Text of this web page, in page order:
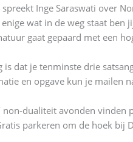
spreekt Inge Saraswati over
wat in de weg staat
gaat gepaard met een
is dat je tenminste drie
en opgave kun je mailen
non-dualiteit avonden vinden
parkeren om de hoek bij